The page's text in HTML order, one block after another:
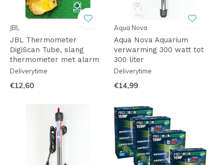
JBL
JBL Thermometer
DigiScan Tube, slang
thermometer met alarm
Deliverytime
€12,60
Aqua Nova
Aqua Nova Aquarium
verwarming 300 watt tot
300 liter
Deliverytime
€14,99